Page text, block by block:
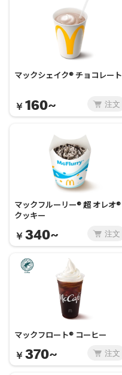
マックシェイク® チョコレート
￥ 160~ 注文
マックフルーリー® 超 オレオ®
クッキー
￥ 340~ 注文
マックフロート® コーヒー
￥ 370~ 注文